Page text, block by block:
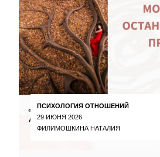
ПСИХОЛОГИЯ ОТНОШЕНИЙ
29 ИЮНЯ 2026
ФИЛИМОШКИНА НАТАЛИЯ